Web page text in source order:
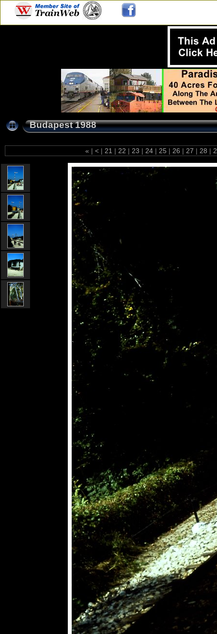
Budapest 1988
« | < | 21 | 22 | 23 | 24 | 25 | 26 | 27 | 28 |